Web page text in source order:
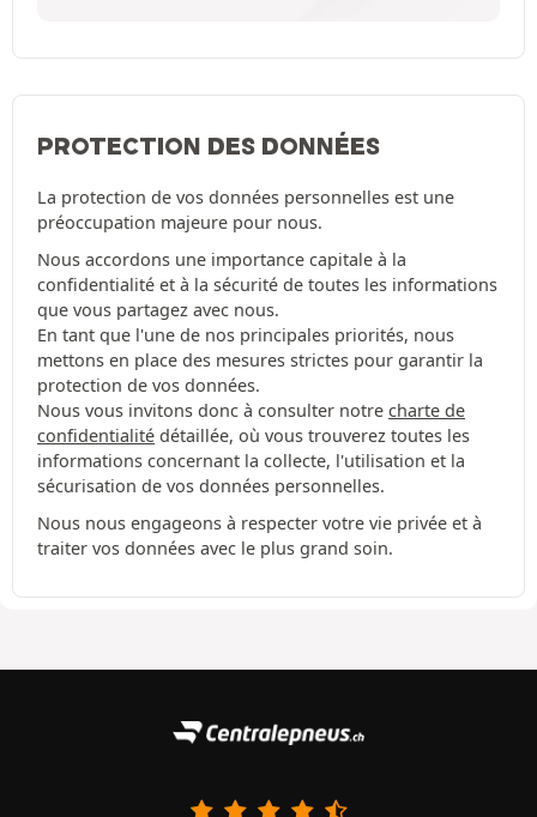
PROTECTION DES DONNÉES
La protection de vos données personnelles est une
préoccupation majeure pour nous.
Nous accordons une importance capitale à la
confidentialité et à la sécurité de toutes les informations
que vous partagez avec nous.
En tant que l'une de nos principales priorités, nous
mettons en place des mesures strictes pour garantir la
protection de vos données.
Nous vous invitons donc à consulter notre charte de
confidentialité détaillée, où vous trouverez toutes les
informations concernant la collecte, l'utilisation et la
sécurisation de vos données personnelles.
Nous nous engageons à respecter votre vie privée et à
traiter vos données avec le plus grand soin.